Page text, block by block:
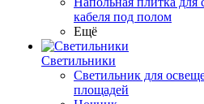
кабеля под полом
Ещё
Светильники
Светильник для
площадей